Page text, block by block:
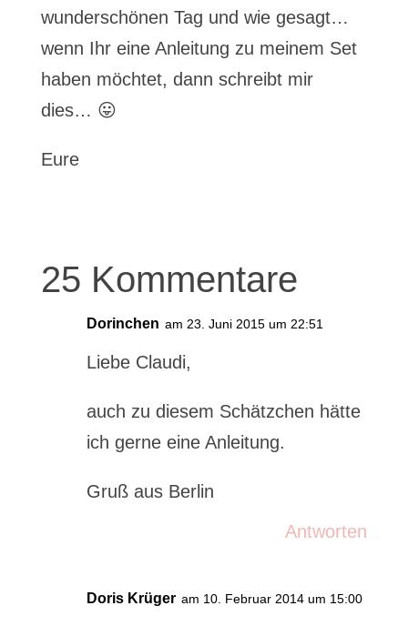
wunderschönen Tag und wie gesagt…
wenn Ihr eine Anleitung zu meinem Set
haben möchtet, dann schreibt mir
dies… 😛
Eure
25 Kommentare
Dorinchen am 23. Juni 2015 um 22:51
Liebe Claudi,
auch zu diesem Schätzchen hätte
ich gerne eine Anleitung.
Gruß aus Berlin
Antworten
Doris Krüger am 10. Februar 2014 um 15:00